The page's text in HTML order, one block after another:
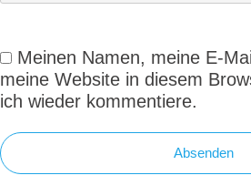
Meinen Namen, meine E-
meine Website in diesem
ich wieder kommentiere.
Absenden